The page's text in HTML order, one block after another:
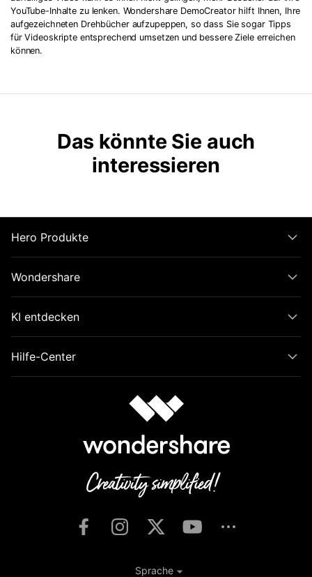
YouTube-Inhalte zu lenken. Wondershare DemoCreator hilft Ihnen, Ihre
aufgezeichneten Drehbücher aufzupeppen, so dass Sie sogar Tipps
für Videoskripte entsprechend umsetzen und bessere Ziele erreichen
können.
Das könnte Sie auch
interessieren
Hero Produkte
Wondershare
KI entdecken
Hilfe-Center
Sprache